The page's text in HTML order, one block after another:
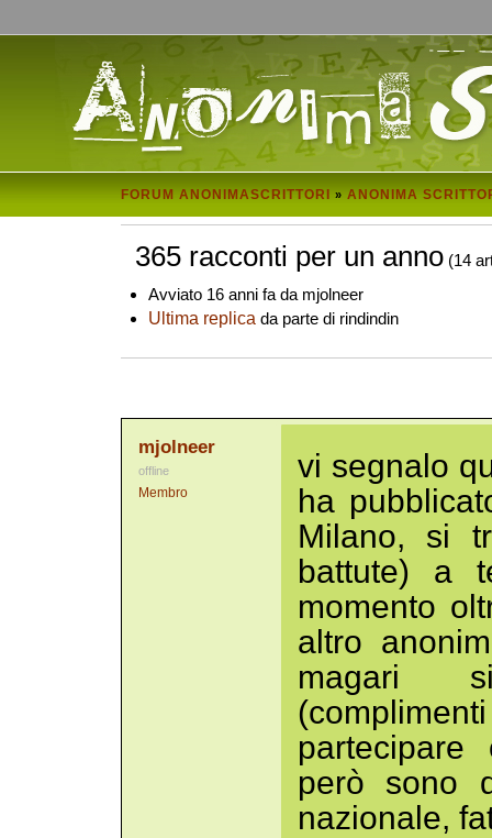
FORUM ANONIMASCRITTORI » ANONIMA
365 racconti per un anno (14
Avviato 16 anni fa da mjolneer
Ultima replica da parte di rindindin
mjolneer
offline
Membro
vi segnalo
ha
Milano, si
battute) a
momento
altro
magari
però sono
nazionale,